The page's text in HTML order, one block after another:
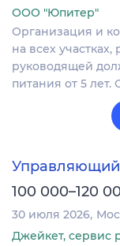
ООО "Юпитер"
Организация и
на всех
руководящей
питания от 5
100 000–120
30 июля 2026
Джейкет, сервис